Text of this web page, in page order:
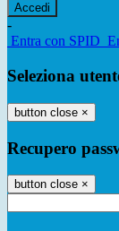
-
Entra con SPID
Seleziona
button close ×
Recupero
button close ×